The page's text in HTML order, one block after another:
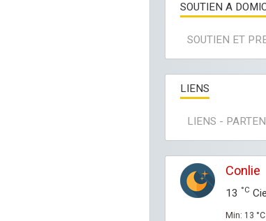
SOUTIEN A
SOUTIEN ET
LIENS
LIENS -
Conlie
13 °C
Min: 13